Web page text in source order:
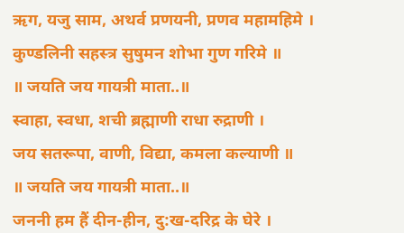
ऋग, यजु साम, अथर्व प्रणयनी, प्रणव महामहिमे ।
कुण्डलिनी सहस्त्र सुषुमन शोभा गुण गरिमे ॥
॥ जयति जय गायत्री माता..॥
स्वाहा, स्वधा, शची ब्रह्माणी राधा रुद्राणी ।
जय सतरूपा, वाणी, विद्या, कमला कल्याणी ॥
॥ जयति जय गायत्री माता..॥
जननी हम हैं दीन-हीन, दु:ख-दरिद्र के घेरे ।